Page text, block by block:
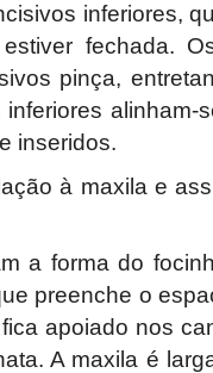
inferiores,
fechada.
pinça,
alinham-
inseridos.
à maxila e
a forma do
preenche o
apoiado nos
A maxila é